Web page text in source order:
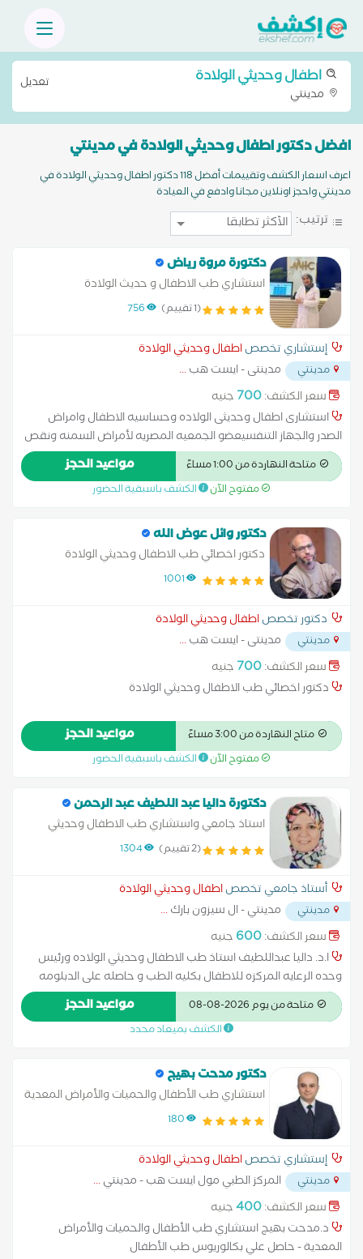
اطفال وحديثي الولادة
مدينتي
تعديل
افضل دكتور اطفال وحديثي الولادة في مدينتي
اعرف اسعار الكشف وتقييمات أفضل 118 دكتور اطفال وحديثي الولادة في
مدينتي واحجز اونلاين مجانا وادفع في العيادة
ترتيب:
دكتورة مروة رياض
استشاري طب الاطفال و حديث الولادة
(1 تقييم) 756
إستشاري تخصصاطفال وحديثي الولادة
مدينتي مدينتى - ايست هب...
سعر الكشف:700 جنيه
استشارى اطفال وحديثى الولاده وحساسيه الاطفال وامراض
الصدر والجهاز التنفسيعضو الجمعيه المصريه لأمراض السمنه ونقص
النمو للأطفال وحديثي الولاده الزماله المصريه لطب الأطفال وحديثي
الولاده عضو الجمعيه البريطانيه للأطفال
متاحة النهاردة من 1:00 مساءً مواعيد الحجز
مفتوح الآن الكشف باسبقية الحضور
دكتور وائل عوض الله
دكتور اخصائي طب الاطفال وحديثي الولادة
1001
دكتور تخصصاطفال وحديثي الولادة
مدينتي مدينتى - ايست هب...
سعر الكشف:700 جنيه
دكتور اخصائي طب الاطفال وحديثي الولادة
متاح النهاردة من 3:00 مساءً مواعيد الحجز
مفتوح الآن الكشف باسبقية الحضور
دكتورة داليا عبد اللطيف عبد الرحمن
استاذ جامعي واستشاري طب الاطفال وحديثي
الولاده
(2 تقييم) 1304
أستاذ جامعي تخصصاطفال وحديثي الولادة
مدينتي مدينتي - ال سيزون بارك...
سعر الكشف:600 جنيه
ا.د. داليا عبداللطيف استاذ طب الاطفال وحديثي الولاده ورئيس
وحده الرعايه المركزه للاطفال بكليه الطب و حاصله على الدبلومه
الاوروبيه للتغذيه العلاجيه للاطفال . ا.د.داليا تتمتع بخبره اكثر من 20
عاما في مجال حديثي الولاده والاطفال المبتسرين وتغذيتهم
ومتابعه التمو والتطعيمات الخاصه بهم.. كذلك تخصصت د.داليا في
والاطعمه وكذلك لديها خبره واسعه في امراص الجهاز الهضمي
ومشاكل التغذيه الخاصه بالاطفال..كذلك يوجد بالعياده اخصائيي
تخاطب وتعديل سلوك ونفسيه اطفال وكذلك من خدمات العياده
التعاقد مع استشارىى مخ واعصاب وقلب اطفال وغدد صماء وسكر
أطفال ويوجد بالعياده استشاريين متخصصين بالرضاعه الطبيعيه و
كلى أطفال د.داليا تشغل حاليا منصب استاذ بكليه الطب للقوات
المسلحه واستشاري الرعايه المركزه وتغذيه الاطفال بمستشفيات
القوات المسلحه والمستشفي الجوى ااتخصصي بالتجمع الخامس
متاحة من يوم 2026-08-08 مواعيد الحجز
الكشف بميعاد محدد
دكتور مدحت بهيج
استشاري طب الأطفال والحميات والأمراض المعدية
180
إستشاري تخصصاطفال وحديثي الولادة
مدينتي المركز الطبي مول ايست هب - مدينتي...
سعر الكشف:400جنيه
د.مدحت بهيج استشاري طب الأطفال والحميات والأمراض
المعدية - حاصل علي بكالوريوس طب الأطفال